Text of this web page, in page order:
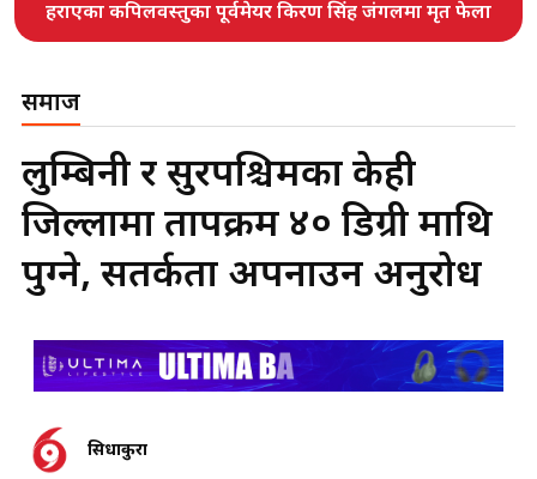
हराएका कपिलवस्तुका पूर्वमेयर किरण सिंह जंगलमा मृत फेला
समाज
लुम्बिनी र सुदूरपश्चिमका केही
जिल्लामा तापक्रम ४० डिग्री माथि
पुग्ने, सतर्कता अपनाउन अनुरोध
सिधाकुरा